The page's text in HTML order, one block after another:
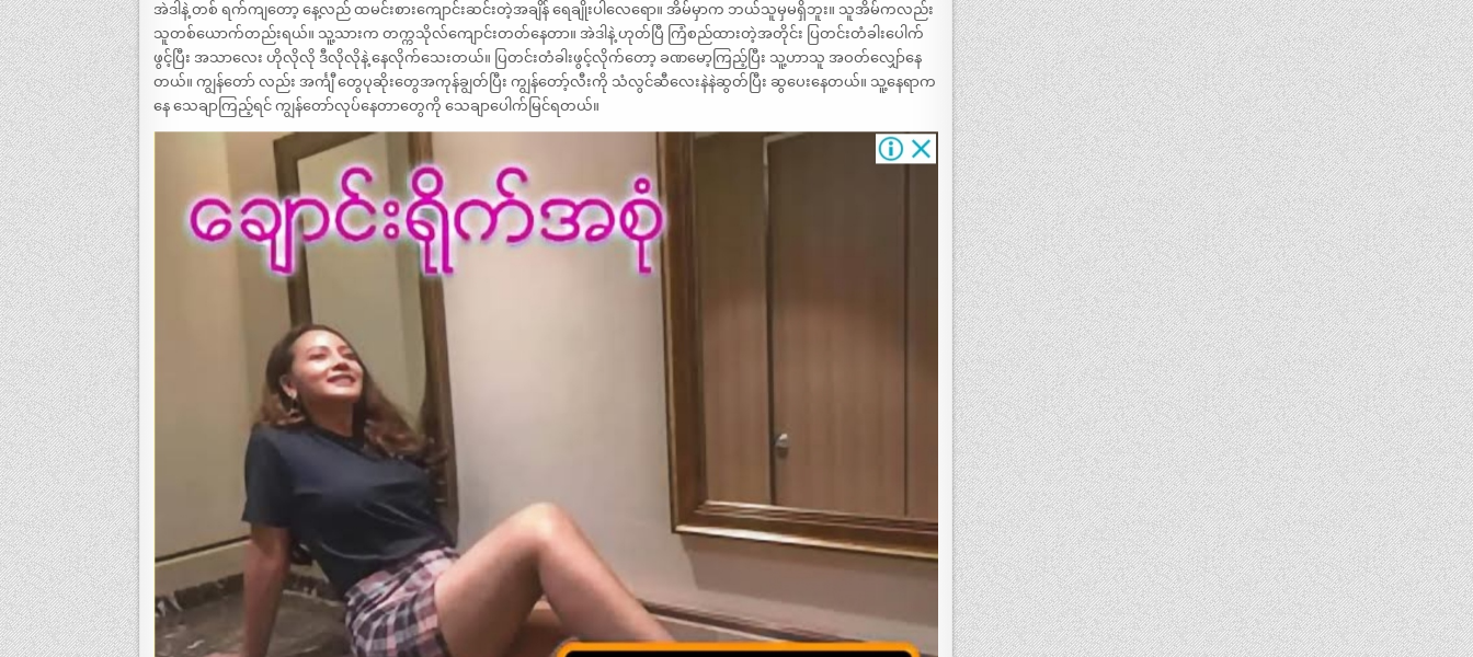
အဲဒါနဲ့ တစ် ရက်ကျတော့ နေ့လည် ထမင်းစားကျောင်းဆင်းတဲ့အချိန် ရေချိုးပါလေရော။ အိမ်မှာက ဘယ်သူမှမရှိဘူး။ သူအိမ်ကလည်း
သူတစ်ယောက်တည်းရယ်။ သူ့သားက တက္ကသိုလ်ကျောင်းတတ်နေတာ။ အဲဒါနဲ့ ဟုတ်ပြီ ကြံစည်ထားတဲ့အတိုင်း ပြတင်းတံခါးပေါက်
ဖွင့်ပြီး အသာလေး ဟိုလိုလို ဒီလိုလိုနဲ့ နေလိုက်သေးတယ်။ ပြတင်းတံခါးဖွင့်လိုက်တော့ ခဏမော့ကြည့်ပြီး သူ့ဟာသူ အဝတ်လျှော်နေ
တယ်။ ကျွန်တော် လည်း အင်္ကျီ တွေပုဆိုးတွေအကုန်ချွတ်ပြီး ကျွန်တော့်လီးကို သံလွင်ဆီလေးနဲနဲဆွတ်ပြီး ဆွပေးနေတယ်။ သူ့နေရာက
နေ သေချာကြည့်ရင် ကျွန်တော်လုပ်နေတာတွေကို သေချာပေါက်မြင်ရတယ်။